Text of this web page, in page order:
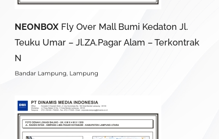
NEONBOX Fly Over Mall Bumi Kedaton Jl.
Teuku Umar – Jl.ZA.Pagar Alam – Terkontrak
N
Bandar Lampung Lampung